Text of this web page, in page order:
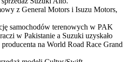
z General Motors i Isuzu Motors,
samochodów terenowych w PAK
w Pakistanie a Suzuki uzyskało
na World Road Race Grand